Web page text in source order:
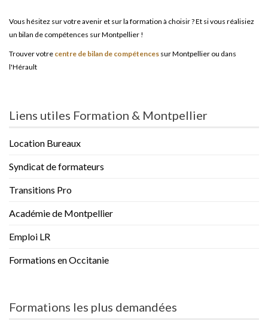
Vous hésitez sur votre avenir et sur la formation à choisir ? Et si vous réalisiez
un bilan de compétences sur Montpellier !
Trouver votre centre de bilan de compétences sur Montpellier ou dans
l'Hérault
Liens utiles Formation & Montpellier
Location Bureaux
Syndicat de formateurs
Transitions Pro
Académie de Montpellier
Emploi LR
Formations en Occitanie
Formations les plus demandées